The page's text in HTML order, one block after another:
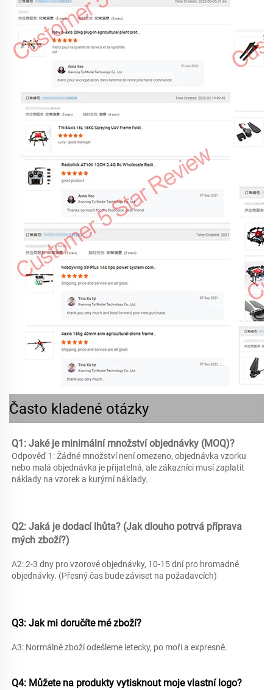
Často kladené otázky
Q1: Jaké je minimální množství objednávky (MOQ)?
Odpověď 1: Žádné množství není omezeno, objednávka vzorku
nebo malá objednávka je přijatelná, ale zákazníci musí zaplatit
náklady na vzorek a kurýrní náklady.
Q2: Jaká je dodací lhůta? (Jak dlouho potrvá příprava
mých zboží?)
A2: 2-3 dny pro vzorové objednávky, 10-15 dní pro hromadné
objednávky. (Přesný čas bude záviset na požadavcích)
Q3: Jak mi doručíte mé zboží?
A3: Normálně zboží odešleme letecky, po moři a expresně.
Q4: Můžete na produkty vytisknout moje vlastní logo?